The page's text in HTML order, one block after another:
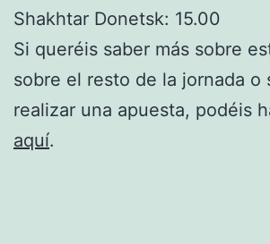
Shakhtar Donetsk: 15.00
Si queréis saber más sobre
sobre el resto de la jornada o
realizar una apuesta, podéis
aquí.